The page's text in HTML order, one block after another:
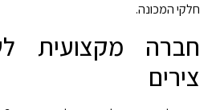
חלקי המכונה.
חברה מקצועית
צירים